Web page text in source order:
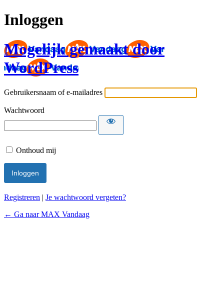
Inloggen
Mogelijk gemaakt door
WordPress
Gebruikersnaam of e-mailadres
Wachtwoord
Onthoud mij
Registreren | Je wachtwoord vergeten?
← Ga naar MAX Vandaag